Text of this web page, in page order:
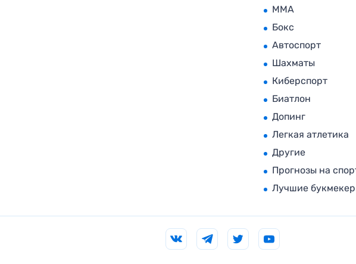
MMA
Бокс
Автоспорт
Шахматы
Киберспорт
Биатлон
Допинг
Легкая атлетика
Другие
Прогнозы на
Лучшие